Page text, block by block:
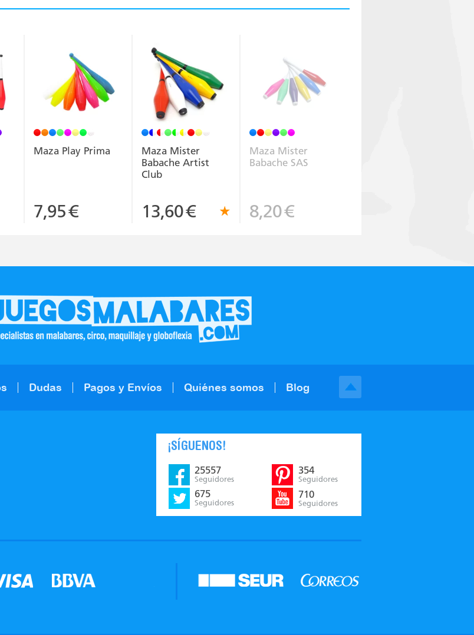
Maza Play Prima
7,95€
Maza Mister
Babache Artist
Club
13,60€
Maza Mister
Babache SAS
8,20€
Dudas Pagos y Envíos Quiénes somos Blog
¡SÍGUENOS!
25557
Seguidores
675
Seguidores
354
Seguidores
710
Seguidores